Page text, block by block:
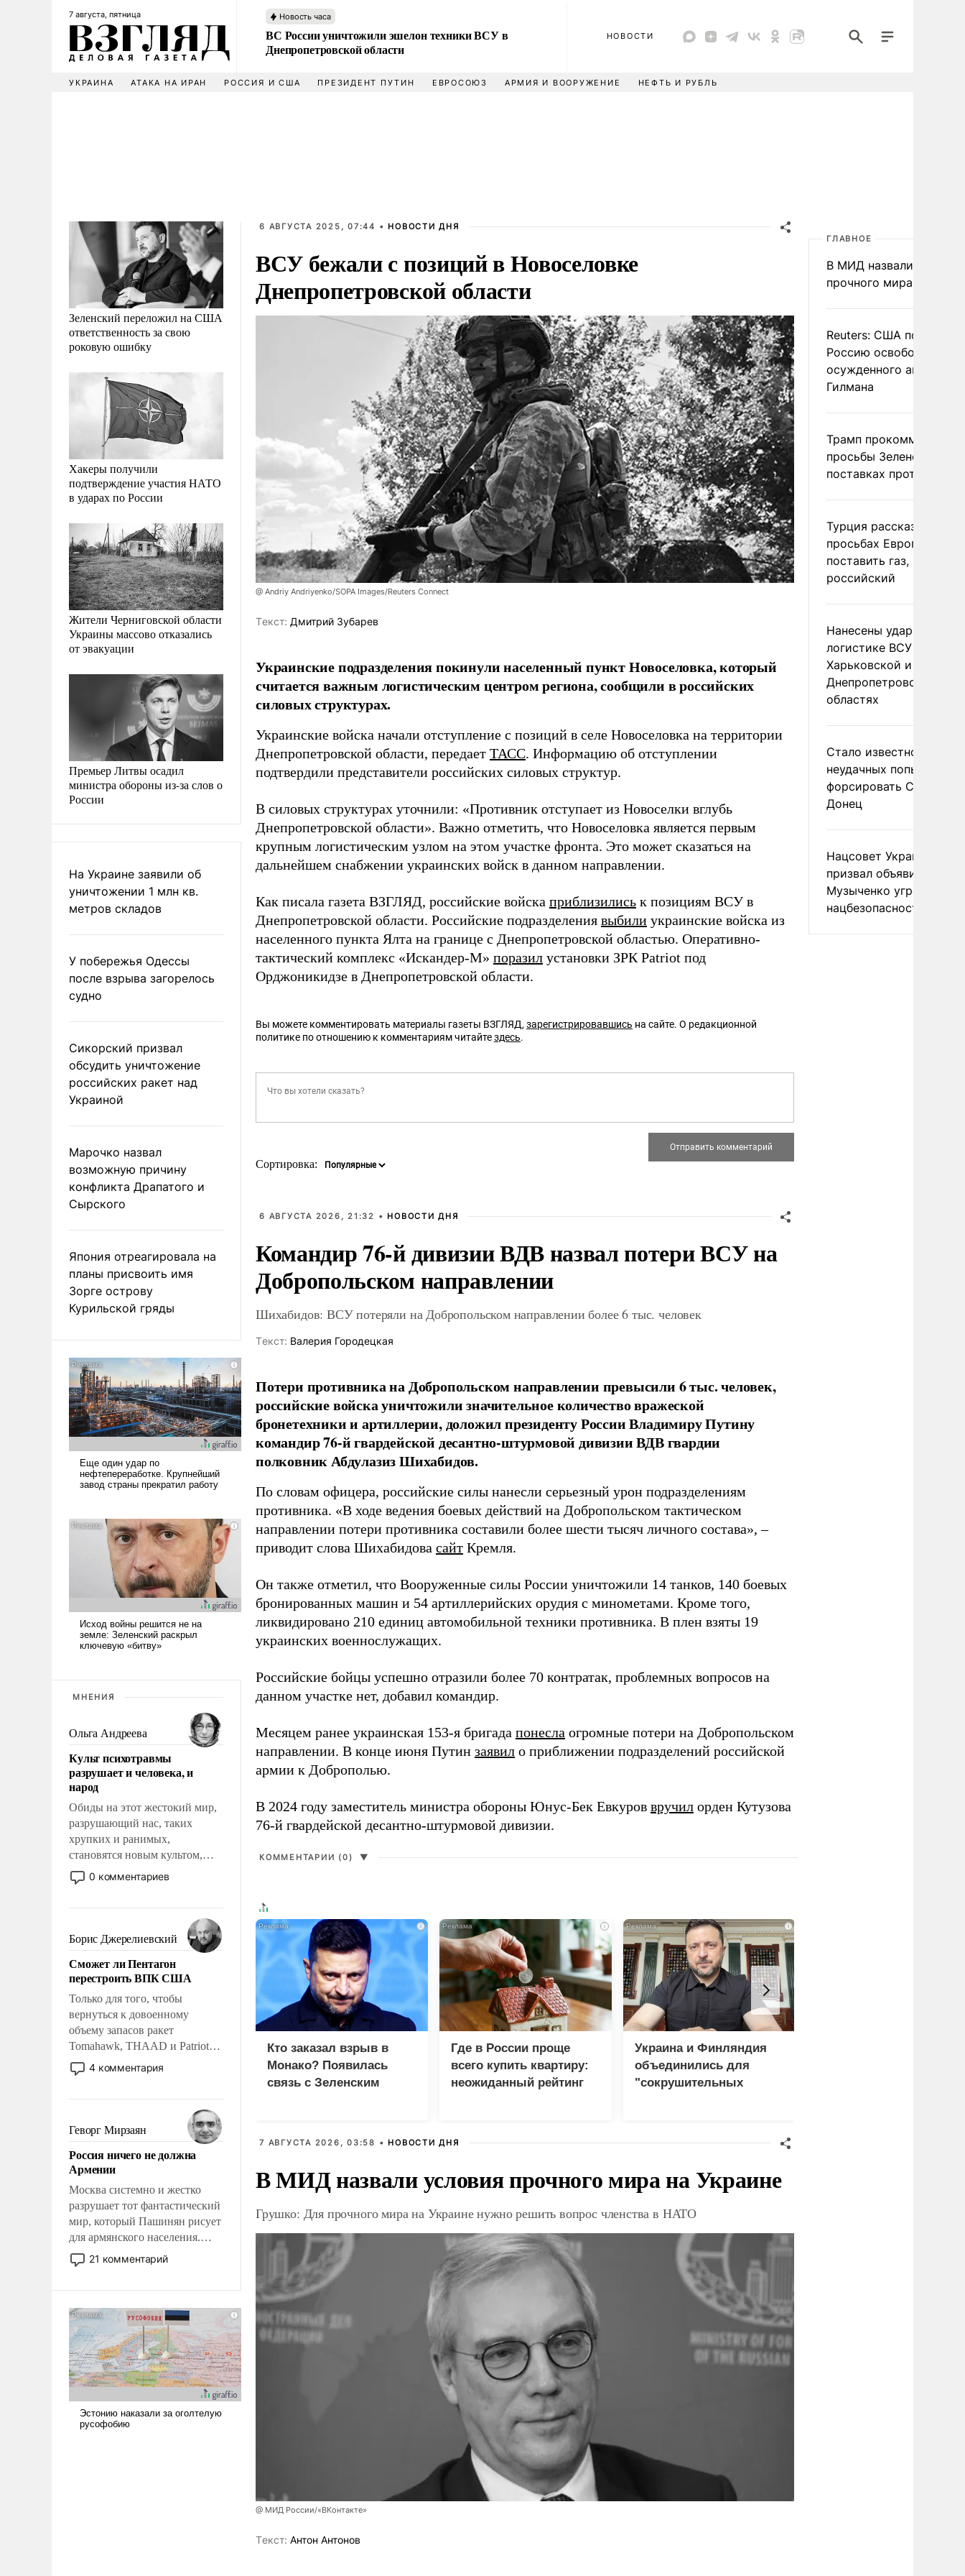
7 августа, пятница Новость часа
ВС России уничтожили эшелон техники ВСУ в
Днепропетровской области
НОВОСТИ
УКРАИНА АТАКА НА ИРАН РОССИЯ И США ПРЕЗИДЕНТ ПУТИН ЕВРОСОЮЗ АРМИЯ И ВООРУЖЕНИЕ НЕФТЬ И РУБЛЬ
Зеленский переложил на США
ответственность за свою
роковую ошибку
Хакеры получили
подтверждение участия НАТО
в ударах по России
Жители Черниговской области
Украины массово отказались
от эвакуации
Премьер Литвы осадил
министра обороны из-за слов о
России
На Украине заявили об
уничтожении 1 млн кв.
метров складов
У побережья Одессы
после взрыва загорелось
судно
Сикорский призвал
обсудить уничтожение
российских ракет над
Украиной
Марочко назвал
возможную причину
конфликта Драпатого и
Сырского
Япония отреагировала на
планы присвоить имя
Зорге острову
Курильской гряды
МНЕНИЯ
Ольга Андреева
Культ психотравмы
разрушает и человека, и
народ
Обиды на этот жестокий мир,
разрушающий нас, таких
хрупких и ранимых,
становятся новым культом,
постепенно вытесняя и
отменяя традиционное
мужественным и твердым под
ударами судьбы, брать на себя
ответственность, помогать
слабым, идти вперед и
адаптироваться.
0 комментариев
Борис Джерелиевский
Сможет ли Пентагон
перестроить ВПК США
Только для того, чтобы
вернуться к довоенному
объему запасов ракет
Tomahawk, THAAD и Patriot
США потребуется более трех
лет. Даже небольшая война с
Сложившаяся ситуация
означает многолетний период
уязвимости США, например,
перед Китаем.
4 комментария
Геворг Мирзаян
Россия ничего не должна
Армении
Москва системно и жестко
разрушает тот фантастический
мир, который Пашинян рисует
для армянского населения.
Мир, где политические
прожекты будут безусловно
налогоплательщиков и где
Еревану за свои поступки не
нужно отвечать.
21 комментарий
6 АВГУСТА 2025, 07:44 • НОВОСТИ ДНЯ
ВСУ бежали с позиций в Новоселовке
Днепропетровской области
@ Andriy Andriyenko/SOPA Images/Reuters Connect
Tекст: Дмитрий Зубарев
Украинские подразделения покинули населенный пункт Новоселовка, который
считается важным логистическим центром региона, сообщили в российских
силовых структурах.
Украинские войска начали отступление с позиций в селе Новоселовка на территории
Днепропетровской области, передает ТАСС. Информацию об отступлении
подтвердили представители российских силовых структур.
В силовых структурах уточнили: «Противник отступает из Новоселки вглубь
Днепропетровской области». Важно отметить, что Новоселовка является первым
крупным логистическим узлом на этом участке фронта. Это может сказаться на
дальнейшем снабжении украинских войск в данном направлении.
Как писала газета ВЗГЛЯД, российские войска приблизились к позициям ВСУ в
Днепропетровской области. Российские подразделения выбили украинские войска из
населенного пункта Ялта на границе с Днепропетровской областью. Оперативно-
тактический комплекс «Искандер-М» поразил установки ЗРК Patriot под
Орджоникидзе в Днепропетровской области.
Вы можете комментировать материалы газеты ВЗГЛЯД,зарегистрировавшись на сайте. О редакционной
политике по отношению к комментариям читайтездесь.
Сортировка:
6 АВГУСТА 2026, 21:32 • НОВОСТИ ДНЯ
Командир 76-й дивизии ВДВ назвал потери ВСУ на
Добропольском направлении
Шихабидов: ВСУ потеряли на Добропольском направлении более 6 тыс. человек
Tекст: Валерия Городецкая
Потери противника на Добропольском направлении превысили 6 тыс. человек,
российские войска уничтожили значительное количество вражеской
бронетехники и артиллерии, доложил президенту России Владимиру Путину
командир 76-й гвардейской десантно-штурмовой дивизии ВДВ гвардии
полковник Абдулазиз Шихабидов.
По словам офицера, российские силы нанесли серьезный урон подразделениям
противника. «В ходе ведения боевых действий на Добропольском тактическом
направлении потери противника составили более шести тысяч личного состава», –
приводит слова Шихабидова сайт Кремля.
Он также отметил, что Вооруженные силы России уничтожили 14 танков, 140 боевых
бронированных машин и 54 артиллерийских орудия с минометами. Кроме того,
ликвидировано 210 единиц автомобильной техники противника. В плен взяты 19
украинских военнослужащих.
Российские бойцы успешно отразили более 70 контратак, проблемных вопросов на
данном участке нет, добавил командир.
Месяцем ранее украинская 153-я бригада понесла огромные потери на Добропольском
направлении. В конце июня Путин заявил о приближении подразделений российской
армии к Доброполью.
В 2024 году заместитель министра обороны Юнус-Бек Евкуров вручил орден Кутузова
76-й гвардейской десантно-штурмовой дивизии.
КОММЕНТАРИИ (0) ▼
i
Кто заказал взрыв в
Монако? Появилась
связь с Зеленским
i
Где в России проще
всего купить квартиру:
неожиданный рейтинг
i
Украина и Финляндия
объединились для
"сокрушительных
7 АВГУСТА 2026, 03:58 • НОВОСТИ ДНЯ
В МИД назвали условия прочного мира на Украине
Грушко: Для прочного мира на Украине нужно решить вопрос членства в НАТО
@ МИД России/«ВКонтакте»
Tекст: Антон Антонов
ГЛАВНОЕ
В МИД назвали условия
прочного мира на
Reuters: США
Россию освободить
осужденного
Гилмана
Трамп
просьбы Зеленского о
поставках
Турция рассказала о
просьбах Европы
поставить газ, но не
российский
Нанесены удары по
логистике ВСУ в
Харьковской и
Днепропетровской
областях
Стало известно о
неудачных попытках
форсировать
Донец
Нацсовет Украины по
призвал объявить
Музыченко угрозой
нацбезопасности